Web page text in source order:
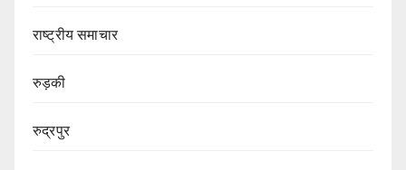
राष्ट्रीय समाचार
रुड़की
रुद्रपुर